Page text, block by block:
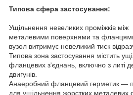
Типова сфера застосування:
Ущільнення невеликих проміжків
металевими поверхнями та
вузол витримує невеликий тиск
Типова зона застосування містить
фланцевих з'єднань, включно з литі
двигунів.
Анаеробний фланцевий герметик —
для ущільнення жорстких металевих